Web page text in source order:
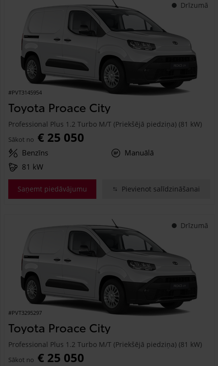
Drīzumā
#PVT3145954
Toyota Proace City
Professional Plus 1.2 Turbo M/T (Priekšējā piedziņa) (81 kW)
Sākot no € 25 050
Benzīns
Manuālā
81 kW
Saņemt piedāvājumu Pievienot salīdzināšanai
Drīzumā
#PVT3295297
Toyota Proace City
Professional Plus 1.2 Turbo M/T (Priekšējā piedziņa) (81 kW)
Sākot no € 25 050